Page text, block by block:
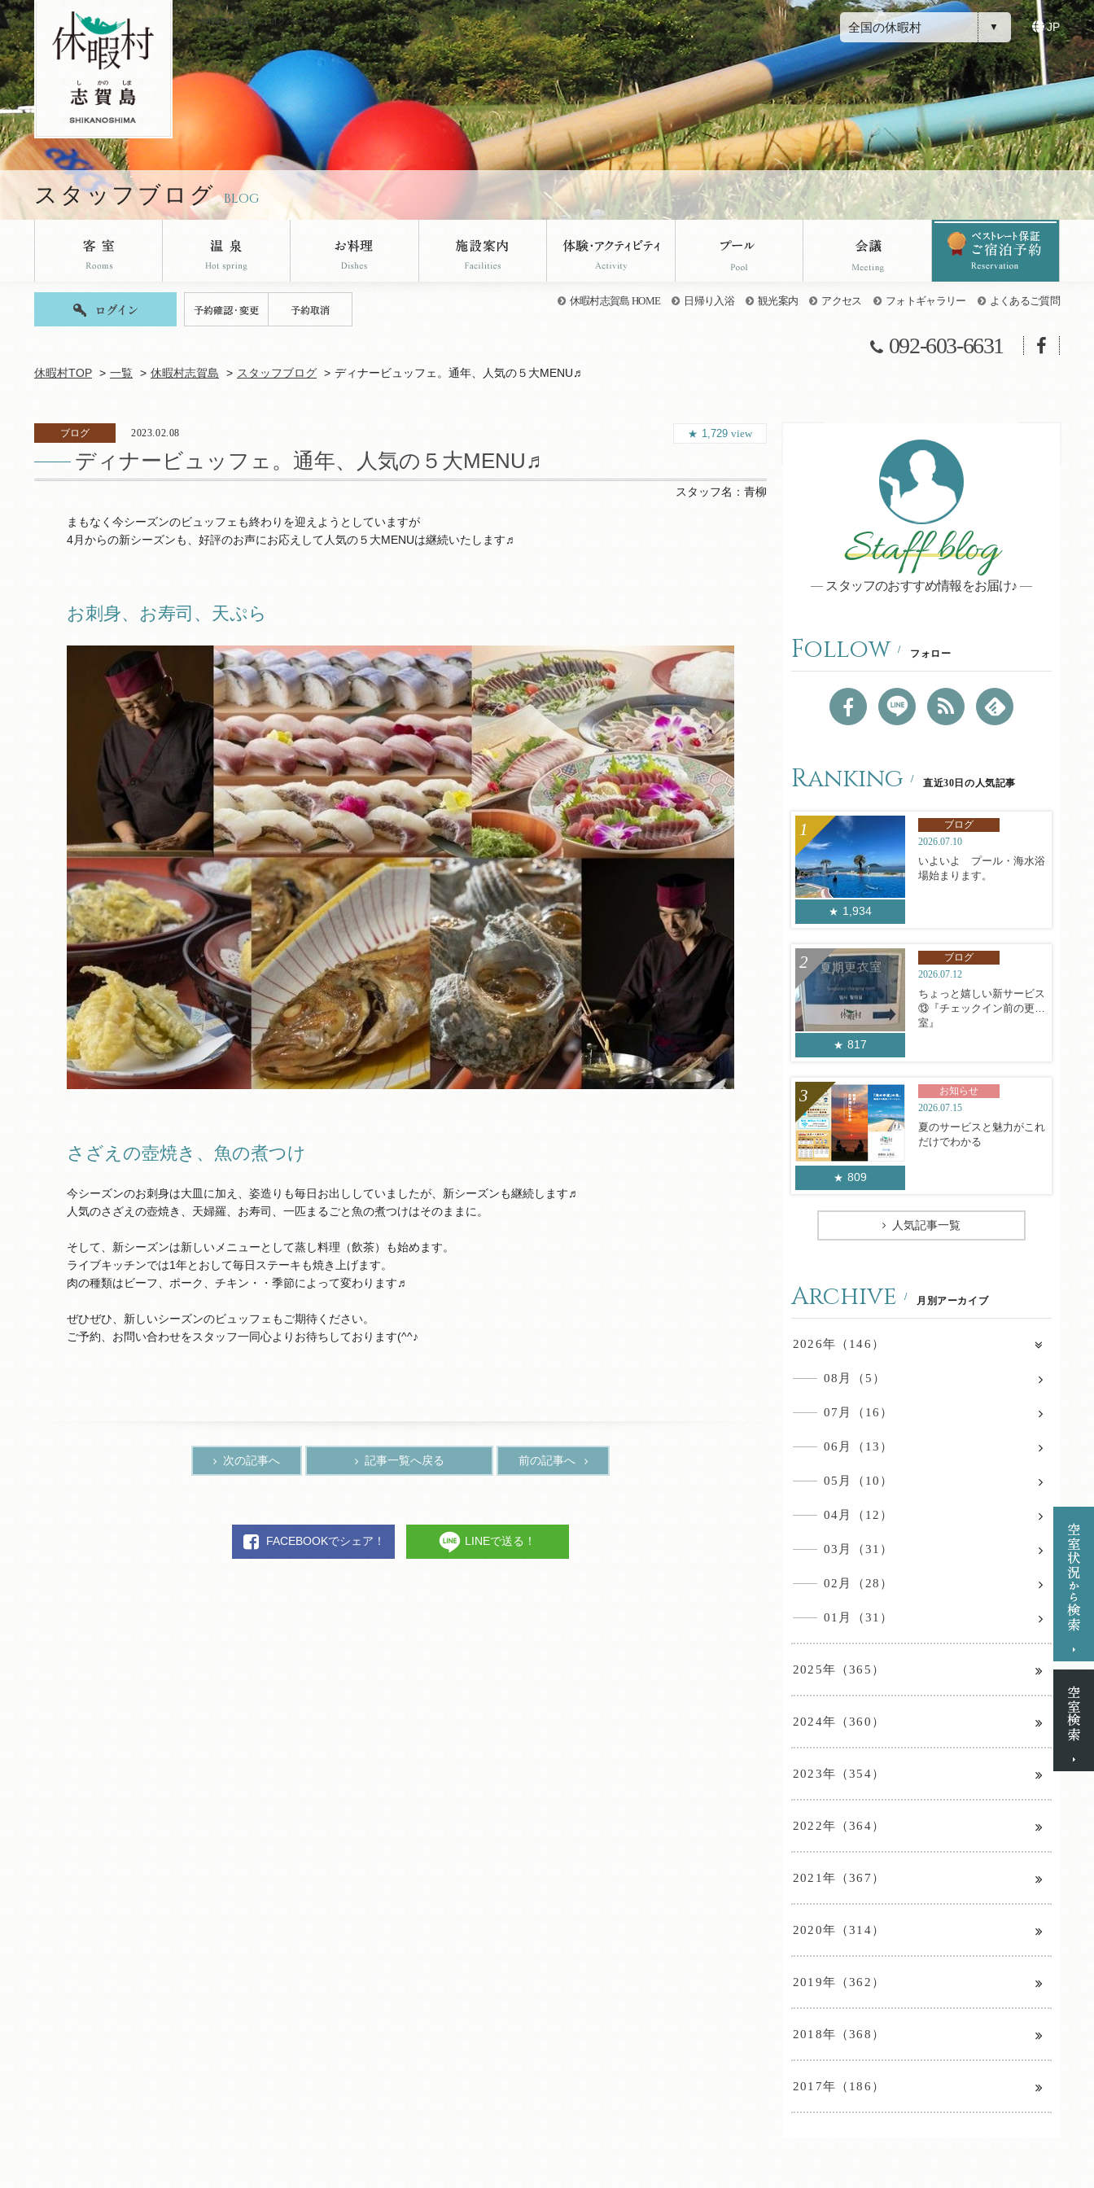
休暇村志賀島のブログページです。 全国の休暇村 JP
スタッフブログ BLOG
休暇村志賀島 HOME 日帰り入浴 観光案内 アクセス フォトギャラリー よくあるご質問
092-603-6631
休暇村TOP 一覧 休暇村志賀島 スタッフブログ ディナービュッフェ。通年、人気の５大MENU♬
ブログ 2023.02.08
ディナービュッフェ。通年、人気の５大MENU♬
1,729 view
スタッフ名： 青柳
まもなく今シーズンのビュッフェも終わりを迎えようとしていますが
4月からの新シーズンも、好評のお声にお応えして人気の５大MENUは継続いたします♬
お刺身、お寿司、天ぷら
さざえの壺焼き、魚の煮つけ
今シーズンのお刺身は大皿に加え、姿造りも毎日お出ししていましたが、新シーズンも継続します♬
人気のさざえの壺焼き、天婦羅、お寿司、一匹まるごと魚の煮つけはそのままに。
そして、新シーズンは新しいメニューとして蒸し料理（飲茶）も始めます。
ライブキッチンでは1年とおして毎日ステーキも焼き上げます。
肉の種類はビーフ、ポーク、チキン・・季節によって変わります♬
ぜひぜひ、新しいシーズンのビュッフェもご期待ください。
ご予約、お問い合わせをスタッフ一同心よりお待ちしております(^^♪
次の記事へ 記事一覧へ戻る 前の記事へ
FACEBOOKでシェア！ LINEで送る！
Staff blog
スタッフのおすすめ情報をお届け♪
Follow フォロー
Ranking 直近30日の人気記事
1,934
ブログ
2026.07.10
いよいよ プール・海水浴
場始まります。
817
ブログ
2026.07.12
ちょっと嬉しい新サービス
⑬『チェックイン前の更衣
室』
809
お知らせ
2026.07.15
夏のサービスと魅力がこれ
だけでわかる
人気記事一覧
Archive 月別アーカイブ
2026年（146）
08月（5）
07月（16）
06月（13）
05月（10）
04月（12）
03月（31）
02月（28）
01月（31）
2025年（365）
2024年（360）
2023年（354）
2022年（364）
2021年（367）
2020年（314）
2019年（362）
2018年（368）
2017年（186）